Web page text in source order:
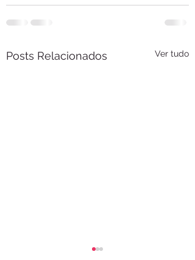
Posts Relacionados Ver tudo